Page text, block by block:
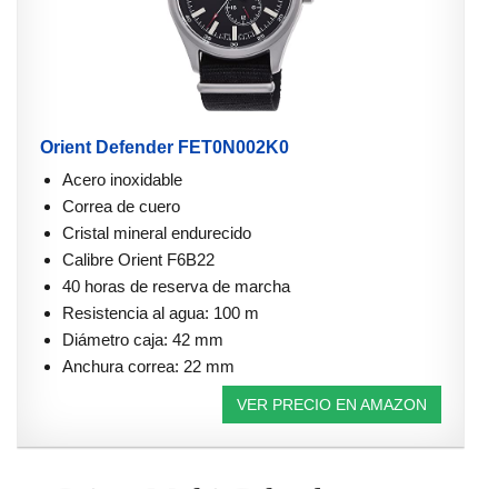
Orient Defender FET0N002K0
Acero inoxidable
Correa de cuero
Cristal mineral endurecido
Calibre Orient F6B22
40 horas de reserva de marcha
Resistencia al agua: 100 m
Diámetro caja: 42 mm
Anchura correa: 22 mm
VER PRECIO EN AMAZON